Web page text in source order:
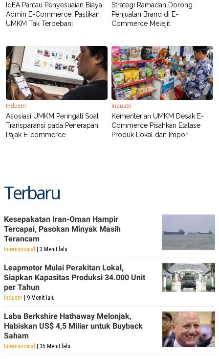
IdEA Pantau Penyesuaian Biaya
Admin E-Commerce, Pastikan
UMKM Tak Terbebani
Strategi Ramadan Dorong
Penjualan Brand di E-
Commerce Melejit
Industri
Asosiasi UMKM Peringati Soal
Transparansi pada Penerapan
Pajak E-commerce
Industri
Kementerian UMKM Desak E-
Commerce Pisahkan Etalase
Produk Lokal dan Impor
Terbaru
Kesepakatan Iran-Oman Hampir
Tercapai, Pasokan Minyak Masih
Terancam
Internasional | 3 Menit lalu
Leapmotor Mulai Perakitan Lokal,
Siapkan Kapasitas Produksi 34.000 Unit
per Tahun
Industri | 9 Menit lalu
Laba Berkshire Hathaway Melonjak,
Habiskan US$ 4,5 Miliar untuk Buyback
Saham
Internasional | 35 Menit lalu